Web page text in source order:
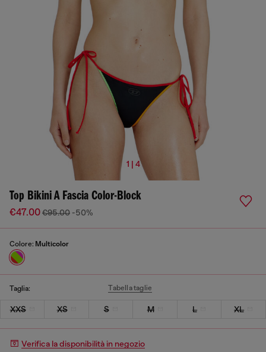
1 | 4
Top Bikini A Fascia Color-Block
€47.00€95.00 -50%
Colore: Multicolor
Taglia: Tabella taglie
XXS XS S M L XL
Verifica la disponibilità in negozio